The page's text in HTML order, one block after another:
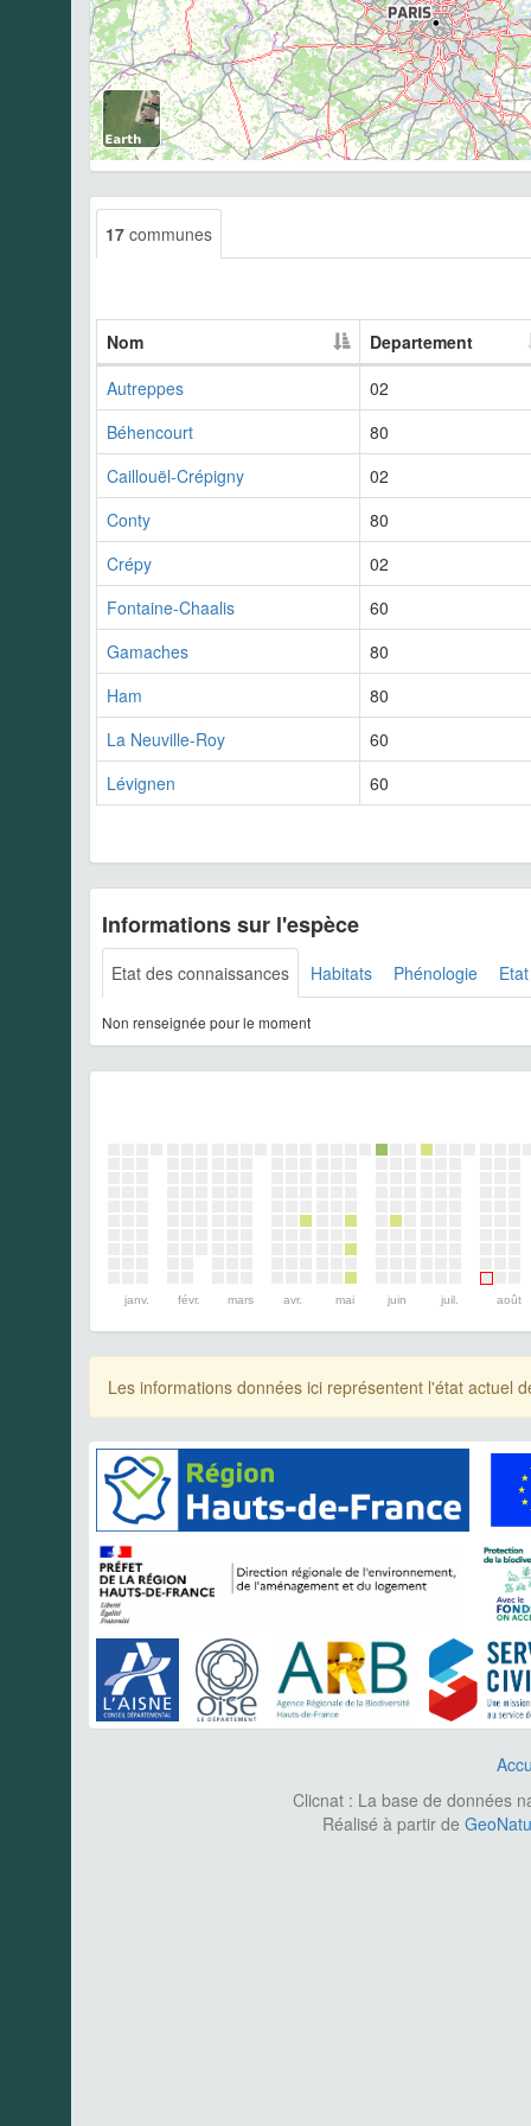
17 communes
Nom
Departement
Autreppes
02
Béhencourt
80
Caillouël-Crépigny
02
Conty
80
Crépy
02
Fontaine-Chaalis
60
Gamaches
80
Ham
80
La Neuville-Roy
60
Lévignen
60
Informations sur l'espèce
Etat des connaissances Habitats Phénologie
Non renseignée pour le moment
janv. févr. mars avr. mai juin juil. août
Les informations données ici représentent l'état actuel
Clicnat : La base de données
Réalisé à partir de